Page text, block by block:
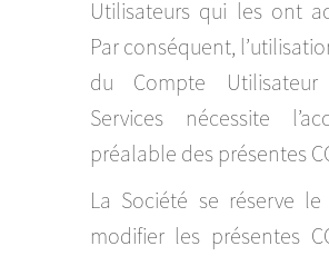
Utilisateurs qui les ont
Par conséquent,
du Compte
Services nécessite
préalable des présentes
La Société se réserve
modifier les présentes